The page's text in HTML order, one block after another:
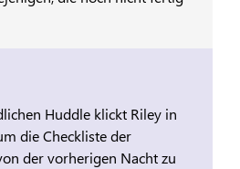
Huddle klickt Riley in
die Checkliste der
der vorherigen Nacht zu